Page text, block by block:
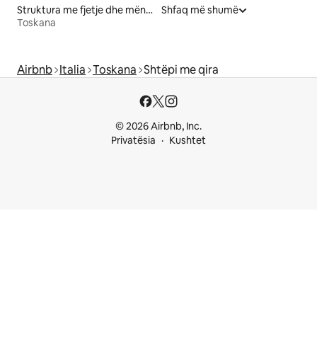
Struktura me fjetje dhe mëngjes
Toskana
Shfaq më shumë
Airbnb Italia Toskana Shtëpi me qira
© 2026 Airbnb, Inc.
Privatësia
Kushtet